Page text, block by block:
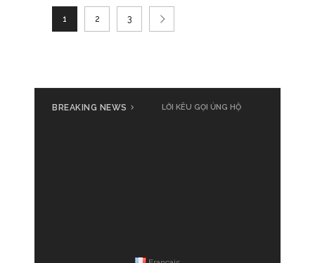
1 2 3
BREAKING NEWS Cả nước cùng đồng loạt phát